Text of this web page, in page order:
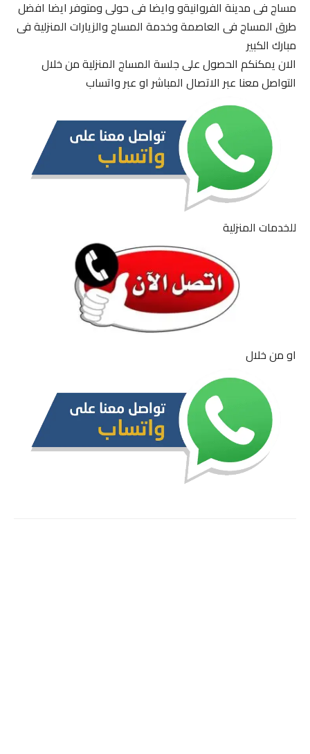
مساج فى مدينة الفروانيةو وايضا فى حولى ومتوفر ايضا افضل
طرق المساج فى العاصمة وخدمة المساج والزيارات المنزلية فى
مبارك الكبير
الان يمكنكم الحصول على جلسة المساج المنزلية من خلال
التواصل معنا عبر الاتصال المباشر او عبر واتساب
للخدمات المنزلية
او من خلال